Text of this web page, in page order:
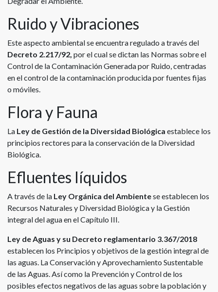
Ruido y Vibraciones
Este aspecto ambiental se encuentra regulado a través del
Decreto 2.217/92, por el cual se dictan las Normas sobre el
Control de la Contaminación Generada por Ruido, centradas
en el control de la contaminación producida por fuentes fijas
o móviles.
Flora y Fauna
La Ley de Gestión de la Diversidad Biológica establece los
principios rectores para la conservación de la Diversidad
Biológica.
Efluentes líquidos
A través de la Ley Orgánica del Ambientese establecen los
Recursos Naturales y Diversidad Biológica y la Gestión
integral del agua en el Capítulo III.
Ley de Aguas y su Decreto reglamentario 3.367/2018
establecen los Principios y objetivos de la gestión integral de
las aguas. La Conservación y Aprovechamiento Sustentable
de las Aguas. Así como la Prevención y Control de los
posibles efectos negativos de las aguas sobre la población y